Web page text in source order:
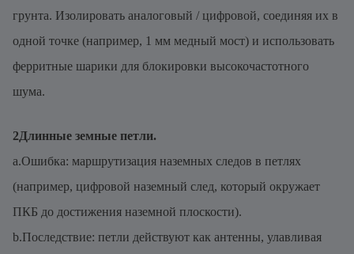
грунта. Изолировать аналоговый / цифровой, соединяя их в
одной точке (например, 1 мм медный мост) и использовать
ферритные шарики для блокировки высокочастотного
шума.
2Длинные земные петли.
a.Ошибка: маршрутизация наземных следов в петлях
(например, цифровой наземный след, который окружает
ПКБ до достижения наземной плоскости).
b.Последствие: петли действуют как антенны, улавливая